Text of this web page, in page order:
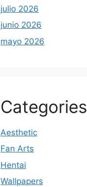
julio 2026
junio 2026
mayo 2026
Categories
Aesthetic
Fan Arts
Hentai
Wallpapers